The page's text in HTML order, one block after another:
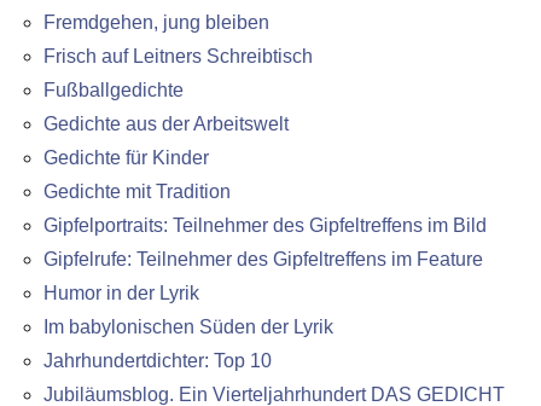
Fremdgehen, jung bleiben
Frisch auf Leitners Schreibtisch
Fußballgedichte
Gedichte aus der Arbeitswelt
Gedichte für Kinder
Gedichte mit Tradition
Gipfelportraits: Teilnehmer des Gipfeltreffens im Bild
Gipfelrufe: Teilnehmer des Gipfeltreffens im Feature
Humor in der Lyrik
Im babylonischen Süden der Lyrik
Jahrhundertdichter: Top 10
Jubiläumsblog. Ein Vierteljahrhundert DAS GEDICHT